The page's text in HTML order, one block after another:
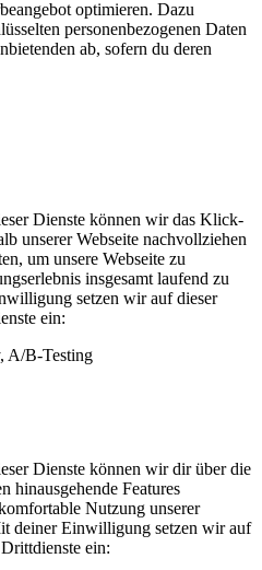
optimieren. Dazu
personenbezogenen Daten
ab, sofern du deren
Dienste können wir das Klick-
unserer Webseite nachvollziehen
um unsere Webseite zu
insgesamt laufend zu
setzen wir auf dieser
ein:
A/B-Testing
Dienste können wir dir über die
hinausgehende Features
Nutzung unserer
deiner Einwilligung setzen wir auf
ein: